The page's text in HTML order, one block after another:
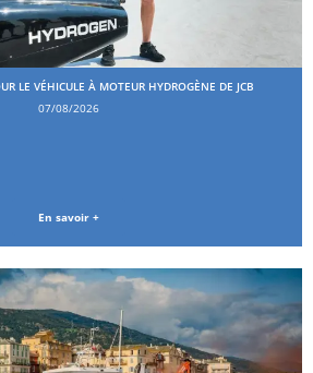
LE VÉHICULE À MOTEUR HYDROGÈNE DE JCB
07/08/2026
En savoir +